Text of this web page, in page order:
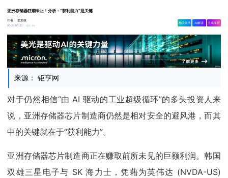
亚洲存储器狂潮未止！分析：“获利能力”是关键
作者：爱集微
05-20 07:33
1.4w
相关舆情 AI解读 生成海报
来源： 钜亨网
对于仍然相信“由 AI 驱动的工业超级循环”的多头投资人来
说，亚洲存储器芯片制造商仍然是相对安全的避风港，而其
中的关键就在于“获利能力”。
亚洲存储器芯片制造商正在赚取前所未见的巨额利润。韩国
双雄三星电子与 SK 海力士，凭藉为英伟达 (NVDA-US)